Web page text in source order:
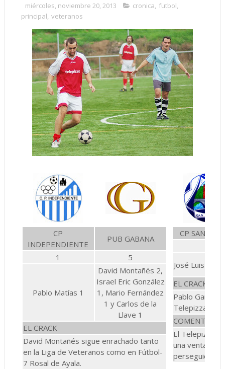
miércoles, noviembre 20, 2013 cronica, futbol,
principal, veteranos
CP
INDEPENDIENTE
PUB GABANA
1
5
Pablo Matías 1
David Montañés 2,
Israel Eric González
1, Mario Fernández
1 y Carlos de la
Llave 1
EL CRACK
David Montañés sigue enrachado tanto
en la Liga de Veteranos como en Fútbol-
7 Rosal de Ayala.
CP SAN
José Luis
EL CRACK
Pablo
Telepizza con
COMENTARIO
El Telepizza
una ventaja